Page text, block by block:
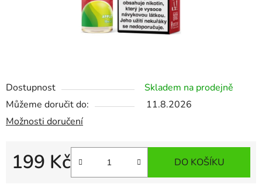
Dostupnost
Skladem na prodejně
Můžeme doručit do:
11.8.2026
Možnosti doručení
199 Kč DO KOŠÍKU